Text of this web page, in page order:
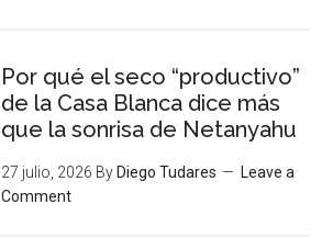
Por qué el seco “productivo”
de la Casa Blanca dice más
que la sonrisa de Netanyahu
27 julio, 2026 By Diego Tudares
Leave a
Comment